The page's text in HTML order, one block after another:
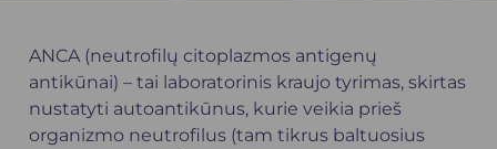
ANCA (neutrofilų citoplazmos antigenų
antikūnai) – tai laboratorinis kraujo tyrimas, skirtas
nustatyti autoantikūnus, kurie veikia prieš
organizmo neutrofilus (tam tikrus baltuosius